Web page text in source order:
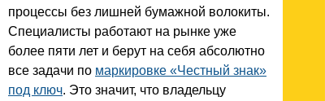
процессы без лишней бумажной волокиты.
Специалисты работают на рынке уже
более пяти лет и берут на себя абсолютно
все задачи по маркировке «Честный знак»
под ключ. Это значит, что владельцу